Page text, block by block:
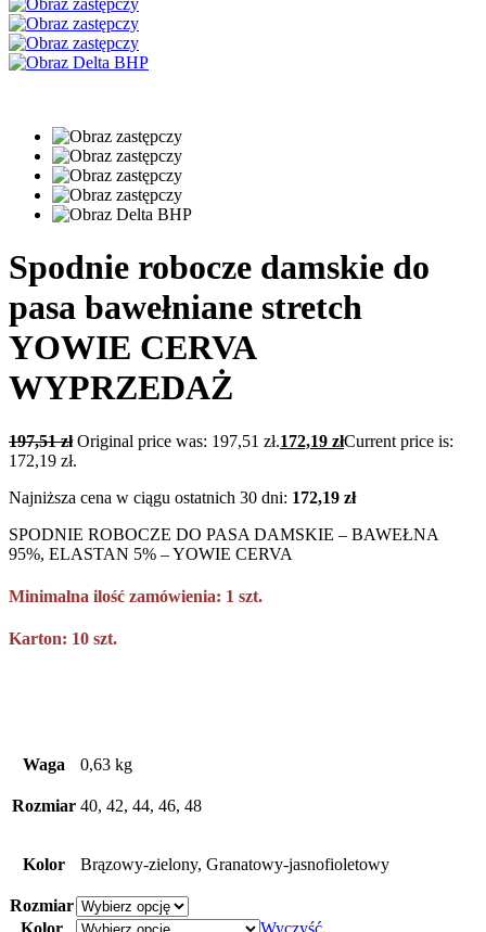
Spodnie robocze damskie do
pasa bawełniane stretch
YOWIE CERVA
WYPRZEDAŻ
197,51zł Original price was: 197,51 zł.172,19 złCurrent price is:
172,19 zł.
Najniższa cena w ciągu ostatnich 30 dni: 172,19 zł
SPODNIE ROBOCZE DO PASA DAMSKIE – BAWEŁNA
95%, ELASTAN 5% – YOWIE CERVA
Minimalna ilość zamówienia: 1 szt.
Karton: 10 szt.
Waga 0,63 kg
Rozmiar 40, 42, 44, 46, 48
Kolor Brązowy-zielony, Granatowy-jasnofioletowy
Rozmiar
Kolor
Wyczyść